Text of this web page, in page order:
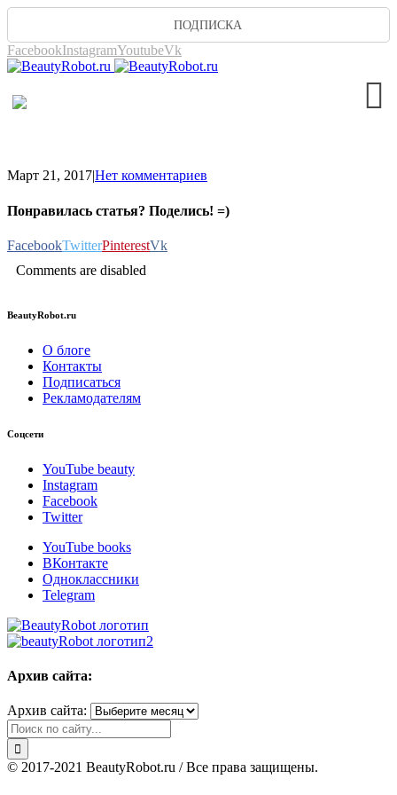
ПОДПИСКА
FacebookInstagramYoutubeVk
Март 21, 2017|Нет комментариев
Понравилась статья? Поделись! =)
FacebookTwitterPinterestVk
Comments are disabled
BeautyRobot.ru
О блоге
Контакты
Подписаться
Рекламодателям
Соцсети
YouTube beauty
Instagram
Facebook
Twitter
YouTube books
ВКонтакте
Одноклассники
Telegram
Архив сайта:
Архив сайта:
© 2017-2021 BeautyRobot.ru / Все права защищены.